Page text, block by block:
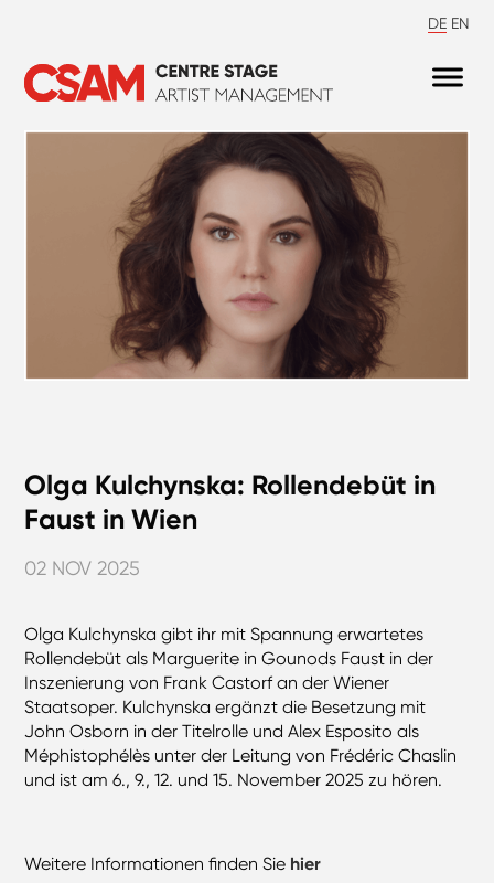
DE EN
Olga Kulchynska: Rollendebüt in
Faust in Wien
02 NOV 2025
Olga Kulchynska gibt ihr mit Spannung erwartetes
Rollendebüt als Marguerite in Gounods Faust in der
Inszenierung von Frank Castorf an der Wiener
Staatsoper. Kulchynska ergänzt die Besetzung mit
John Osborn in der Titelrolle und Alex Esposito als
Méphistophélès unter der Leitung von Frédéric Chaslin
und ist am 6., 9., 12. und 15. November 2025 zu hören.
Weitere Informationen finden Sie hier